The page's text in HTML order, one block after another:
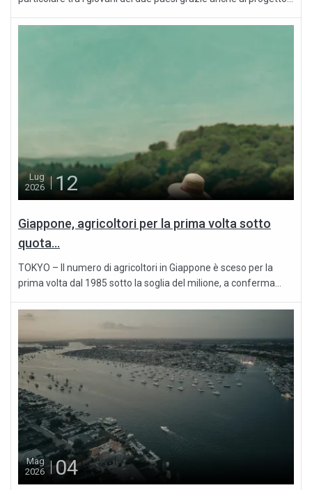
Lug
2026
12
Giappone, agricoltori per la prima volta sotto
quota...
TOKYO – Il numero di agricoltori in Giappone è sceso per la
prima volta dal 1985 sotto la soglia del milione, a conferma...
Mag
2026
04